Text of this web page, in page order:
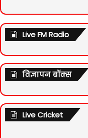
Live FM Radio
विज्ञापन बॉक्स
Live Cricket